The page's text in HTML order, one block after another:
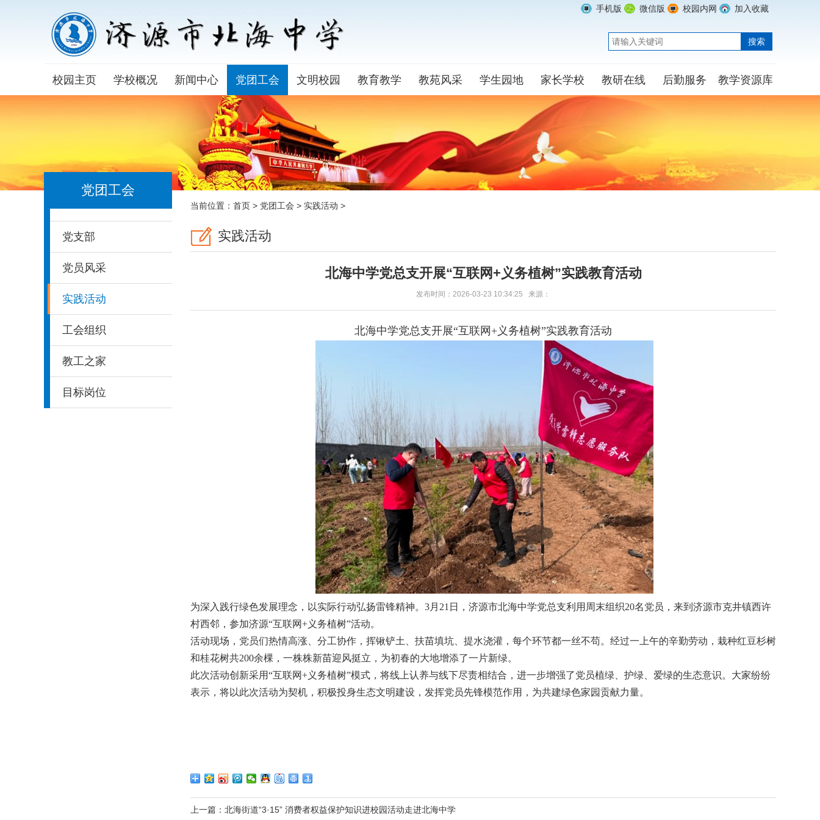
手机版 微信版 校园内网 加入收藏
校园主页 学校概况 新闻中心 党团工会 文明校园 教育教学 教苑风采 学生园地 家长学校 教研在线 后勤服务 教学资源库
党团工会
党支部
党员风采
实践活动
工会组织
教工之家
目标岗位
当前位置： 首页 > 党团工会 > 实践活动 >
实践活动
北海中学党总支开展“互联网+义务植树”实践教育活动
发布时间：2026-03-23 10:34:25 来源：
北海中学党总支开展“互联网+义务植树”实践教育活动
为深入践行绿色发展理念，以实际行动弘扬雷锋精神。3月21日，济源市北海中学党总支利用周末组织20名党员，来到济源市克井镇西许
村西邻，参加济源“互联网+义务植树”活动。
活动现场，党员们热情高涨、分工协作，挥锹铲土、扶苗填坑、提水浇灌，每个环节都一丝不苟。经过一上午的辛勤劳动，栽种红豆杉树
和桂花树共200余棵，一株株新苗迎风挺立，为初春的大地增添了一片新绿。
此次活动创新采用“互联网+义务植树”模式，将线上认养与线下尽责相结合，进一步增强了党员植绿、护绿、爱绿的生态意识。大家纷纷
表示，将以此次活动为契机，积极投身生态文明建设，发挥党员先锋模范作用，为共建绿色家园贡献力量。
上一篇： 北海街道“3·15” 消费者权益保护知识进校园活动走进北海中学